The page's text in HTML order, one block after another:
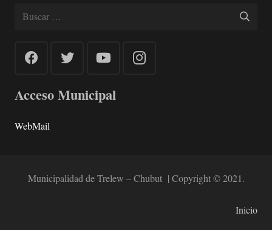
Buscar:
Acceso Municipal
WebMail
Municipalidad de Trelew – Chubut | Copyright © 2021.
Inicio